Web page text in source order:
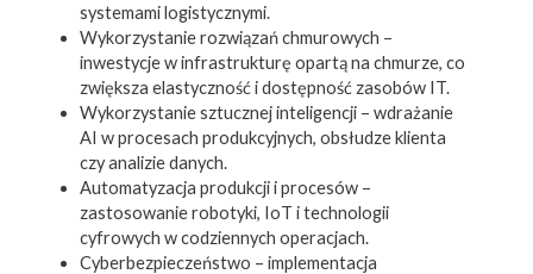
systemami logistycznymi.
Wykorzystanie rozwiązań chmurowych –
inwestycje w infrastrukturę opartą na chmurze, co
zwiększa elastyczność i dostępność zasobów IT.
Wykorzystanie sztucznej inteligencji – wdrażanie
AI w procesach produkcyjnych, obsłudze klienta
czy analizie danych.
Automatyzacja produkcji i procesów –
zastosowanie robotyki, IoT i technologii
cyfrowych w codziennych operacjach.
Cyberbezpieczeństwo – implementacja